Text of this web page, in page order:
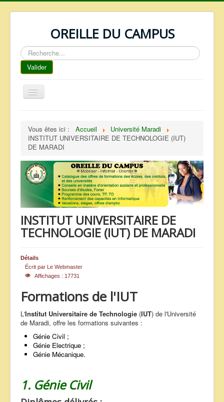
OREILLE DU CAMPUS
Rechercher
Valider
Basculer
la
REPERTOIRE
QUI SOMMES NOUS ?
NOS SERVICES
FAQ
CONTACTS
TELECHARGEMENTS
ANNONCES
Vous êtes ici : Accueil
Université Maradi
INSTITUT UNIVERSITAIRE DE TECHNOLOGIE (IUT)
DE MARADI
INSTITUT UNIVERSITAIRE DE
TECHNOLOGIE (IUT) DE MARADI
Détails
Écrit par Le Webmaster
Affichages : 17731
Formations de l'IUT
L'Institut Universitaire de Technologie (IUT) de l'Université
de Maradi, offre les formations suivantes :
Génie Civil ;
Génie Electrique ;
Génie Mécanique.
1. Génie Civil